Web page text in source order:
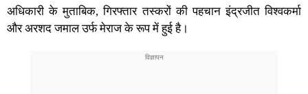
अधिकारी के मुताबिक, गिरफ्तार तस्करों की पहचान इंद्रजीत विश्वकर्मा
और अरशद जमाल उर्फ मेराज के रूप में हुई है।